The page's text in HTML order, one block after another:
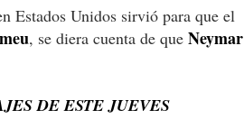
Estados Unidos sirvió para que el
, se diera cuenta de que Neymar
DE ESTE JUEVES